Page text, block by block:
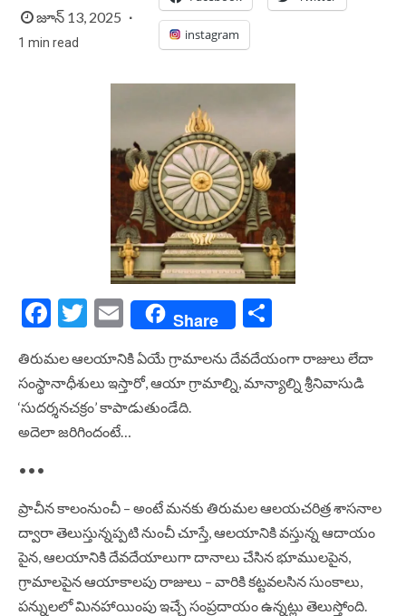
జూన్ 13, 2025
1 min read instagram
Facebook
Twitter
EmailShare
తిరుమల ఆలయానికి ఏయే గ్రామాలను దేవదేయంగా రాజులు లేదా
సంస్థానాధీశులు ఇస్తారో, ఆయా గ్రామాల్ని, మాన్యాల్ని శ్రీనివాసుడి
‘సుదర్శనచక్రం’ కాపాడుతుండేది.
అదెలా జరిగిందంటే…
•••
ప్రాచీన కాలంనుంచీ – అంటే మనకు తిరుమల ఆలయచరిత్ర శాసనాల
ద్వారా తెలుస్తున్నప్పటి నుంచీ చూస్తే, ఆలయానికి వస్తున్న ఆదాయం
పైన, ఆలయానికి దేవదేయాలుగా దానాలు చేసిన భూములపైన,
గ్రామాలపైన ఆయాకాలపు రాజులు – వారికి కట్టవలసిన సుంకాలు,
పన్నులలో మినహాయింపు ఇచ్చే సంప్రదాయం ఉన్నట్లు తెలుస్తోంది.